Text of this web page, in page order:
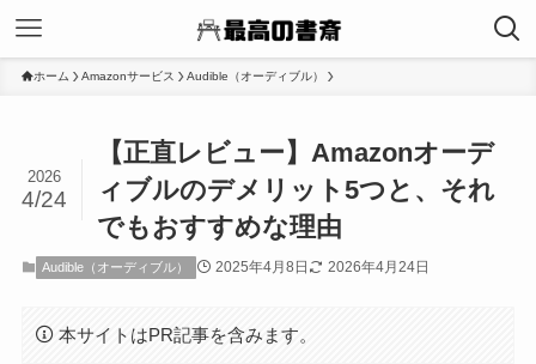
ホーム Amazonサービス Audible（オーディブル）
【正直レビュー】Amazonオーデ
ィブルのデメリット5つと、それ
でもおすすめな理由
2026
4/24
Audible（オーディブル） 2025年4月8日 2026年4月24日
本サイトはPR記事を含みます。